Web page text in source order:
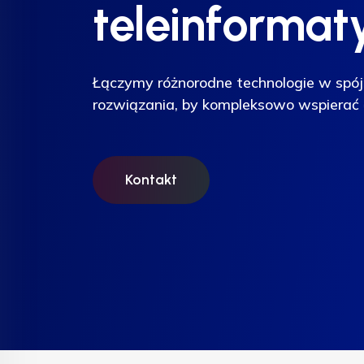
Łączymy różnorodne technologie w
rozwiązania, by kompleksowo
Kontakt
Łączymy różnorodne technologie w
rozwiązania, by kompleksowo
Kontakt
Łączymy różnorodne technologie w
rozwiązania, by kompleksowo
Kontakt